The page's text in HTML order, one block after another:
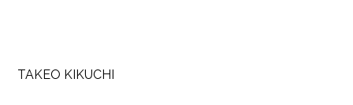
TAKEO KIKUCHI